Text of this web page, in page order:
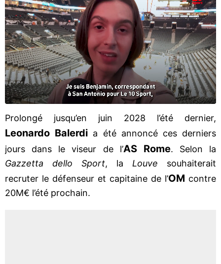
Prolongé jusqu’en juin 2028 l’été dernier,
Leonardo Balerdi a été annoncé ces derniers
jours dans le viseur de l’AS Rome. Selon la
Gazzetta dello Sport, la Louve souhaiterait
recruter le défenseur et capitaine de l’OM contre
20M€ l’été prochain.